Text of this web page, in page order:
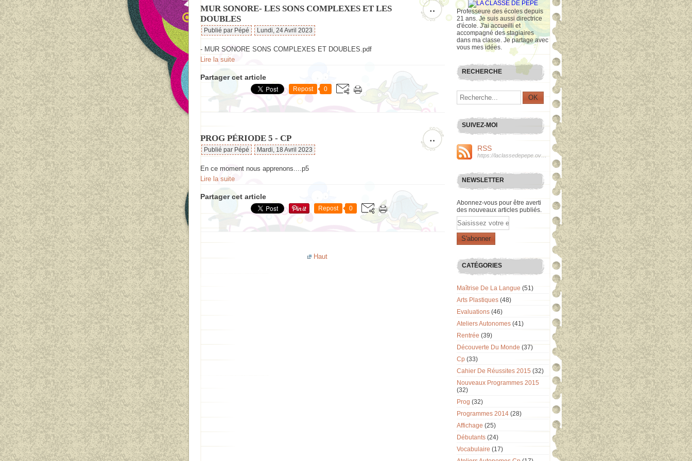
…
MUR SONORE- LES SONS COMPLEXES ET LES
DOUBLES
Publié par Pépé Lundi, 24 Avril 2023
- MUR SONORE SONS COMPLEXES ET DOUBLES.pdf
Lire la suite
Partager cet article
Repost 0
…
PROG PÉRIODE 5 - CP
Publié par Pépé Mardi, 18 Avril 2023
En ce moment nous apprenons....p5
Lire la suite
Partager cet article
Repost 0
Haut
Professeure des écoles depuis
21 ans. Je suis aussi directrice
d'école. J'ai accueilli et
accompagné des stagiaires
dans ma classe. Je partage avec
vous mes idées.
RECHERCHE
SUIVEZ-MOI
RSS
https://laclassedepepe.over-blog.com/rss
NEWSLETTER
Abonnez-vous pour être averti
des nouveaux articles publiés.
Email
CATÉGORIES
Maîtrise De La Langue (51)
Arts Plastiques (48)
Evaluations (46)
Ateliers Autonomes (41)
Rentrée (39)
Découverte Du Monde (37)
Cp (33)
Cahier De Réussites 2015 (32)
Nouveaux Programmes 2015
(32)
Prog (32)
Programmes 2014 (28)
Affichage (25)
Débutants (24)
Vocabulaire (17)